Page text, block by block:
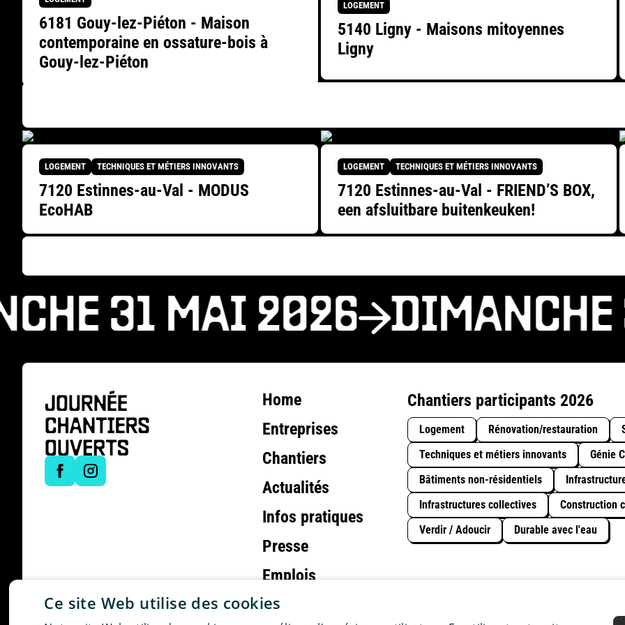
6181 Gouy-lez-Piéton - Maison
contemporaine en ossature-bois à
Gouy-lez-Piéton
LOGEMENT
5140 Ligny - Maisons mitoyennes
Ligny
LOGEMENT TECHNIQUES ET MÉTIERS INNOVANTS
7120 Estinnes-au-Val - MODUS
EcoHAB
LOGEMENT TECHNIQUES ET MÉTIERS INNOVANTS
7120 Estinnes-au-Val - FRIEND’S BOX,
een afsluitbare buitenkeuken!
31 MAI 2026 DIMANCHE
Home
Entreprises
Chantiers
Actualités
Infos pratiques
Presse
Emplois
Chantiers participants 2026
Logement Rénovation/restauration
Techniques et métiers innovants
Génie
Bâtiments non-résidentiels
Infrastructures collectives
Construction
Verdir / Adoucir
Durable avec l'eau
Ce site Web utilise des cookies